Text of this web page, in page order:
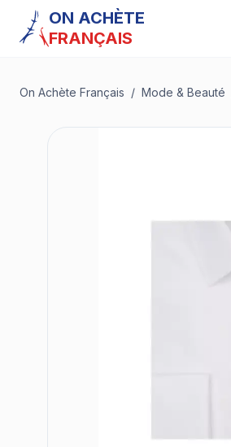
ON ACHÈTE
FRANÇAIS
On Achète Français / Mode & Beauté